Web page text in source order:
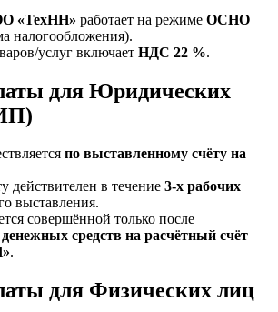
«ТехНН» работает на режиме ОСНО
налогообложения).
услуг включает НДС 22 %.
для Юридических
по выставленному счёту на
действителен в течение 3‑х рабочих
выставления.
совершённой только после
средств на расчётный счёт
.
для Физических лиц